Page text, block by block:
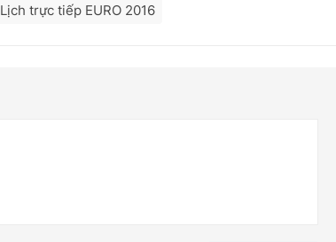
Lịch trực tiếp EURO 2016